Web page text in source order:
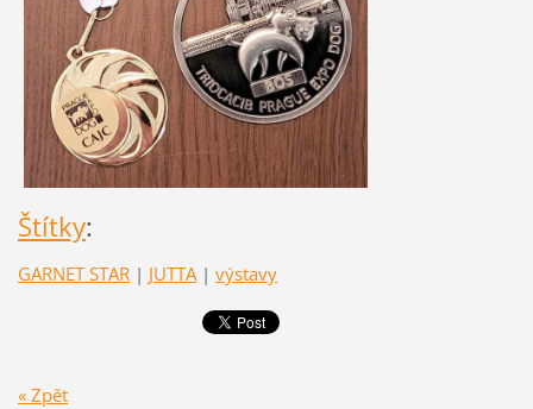
Štítky:
GARNET STAR | JUTTA | výstavy
« Zpět